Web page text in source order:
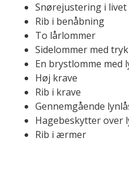
Snørejustering i
Rib i benåbning
To lårlommer
Sidelommer med
En brystlomme med
Høj krave
Rib i krave
Gennemgående
Hagebeskytter over
Rib i ærmer